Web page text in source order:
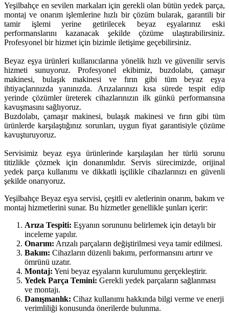
Yeşilbahçe en sevilen markaları için gerekli olan bütün yedek parça,
montaj ve onarım işlemlerine hızlı bir çözüm bularak, garantili bir
tamir işlemi yerine getirilecek beyaz eşyalarınız eski
performanslarını kazanacak şekilde çözüme ulaştırabilirsiniz.
Profesyonel bir hizmet için bizimle iletişime geçebilirsiniz.
Beyaz eşya ürünleri kullanıcılarına yönelik hızlı ve güvenilir servis
hizmeti sunuyoruz. Profesyonel ekibimiz, buzdolabı, çamaşır
makinesi, bulaşık makinesi ve fırın gibi tüm beyaz eşya
ihtiyaçlarınızda yanınızda. Arızalarınızı kısa sürede tespit edip
yerinde çözümler üreterek cihazlarınızın ilk günkü performansına
kavuşmasını sağlıyoruz.
Buzdolabı, çamaşır makinesi, bulaşık makinesi ve fırın gibi tüm
ürünlerde karşılaştığınız sorunları, uygun fiyat garantisiyle çözüme
kavuşturuyoruz.
Servisimiz beyaz eşya ürünlerinde karşılaşılan her türlü sorunu
titizlikle çözmek için donanımlıdır. Servis sürecimizde, orijinal
yedek parça kullanımı ve dikkatli işçilikle cihazlarınızı en güvenli
şekilde onarıyoruz.
Yeşilbahçe Beyaz eşya servisi, çeşitli ev aletlerinin onarım, bakım ve
montaj hizmetlerini sunar. Bu hizmetler genellikle şunları içerir:
Arıza Tespiti: Eşyanın sorununu belirlemek için detaylı bir
inceleme yapılır.
Onarım: Arızalı parçaların değiştirilmesi veya tamir edilmesi.
Bakım: Cihazların düzenli bakımı, performansını artırır ve
ömrünü uzatır.
Montaj: Yeni beyaz eşyaların kurulumunu gerçekleştirir.
Yedek Parça Temini: Gerekli yedek parçaların sağlanması
ve montajı.
Danışmanlık: Cihaz kullanımı hakkında bilgi verme ve enerji
verimliliği konusunda önerilerde bulunma.